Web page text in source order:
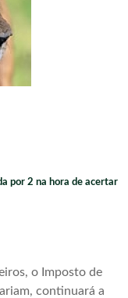
por 2 na hora de acertar
o Imposto de
continuará a